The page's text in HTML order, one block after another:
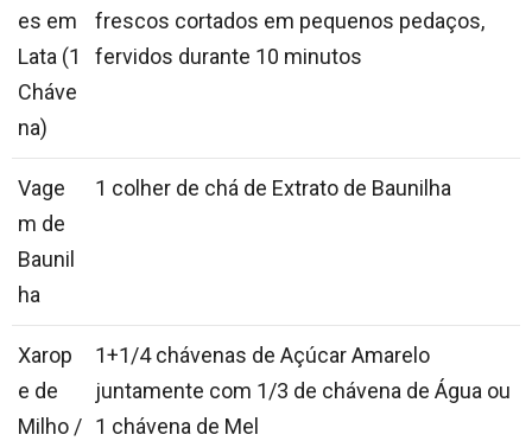
es em
Lata (1
Cháve
na)
frescos cortados em pequenos pedaços,
fervidos durante 10 minutos
Vage
m de
Baunil
ha
1 colher de chá de Extrato de Baunilha
Xarop
e de
Milho /
1+1/4 chávenas de Açúcar Amarelo
juntamente com 1/3 de chávena de Água ou
1 chávena de Mel